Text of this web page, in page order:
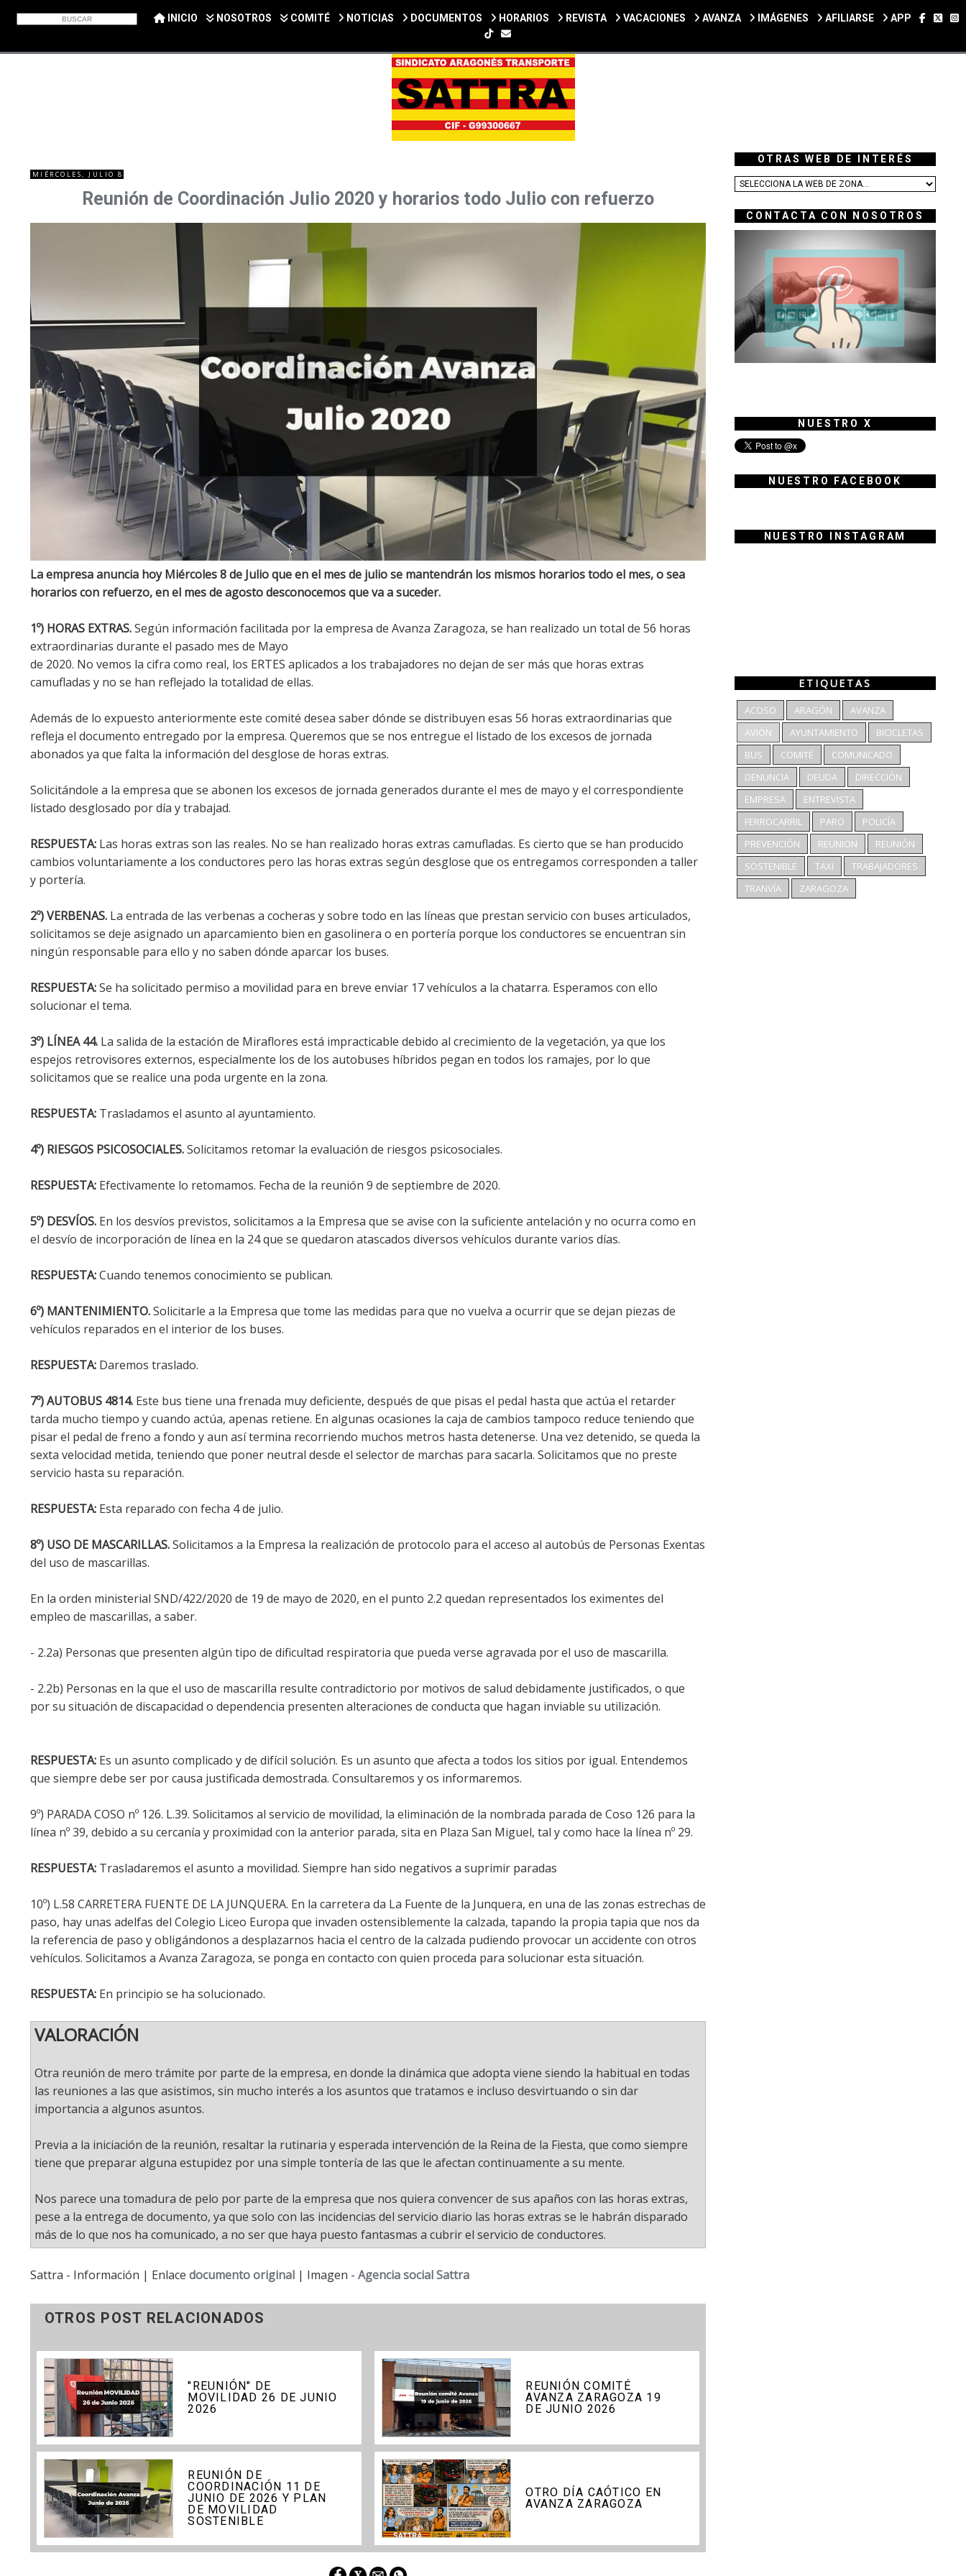
INICIO NOSOTROS COMITÉ NOTICIAS DOCUMENTOS HORARIOS REVISTA VACACIONES AVANZA IMÁGENES AFILIARSE APP
SIGUENOS EN TIKTOK
MIÉRCOLES, JULIO 8
Reunión de Coordinación Julio 2020 y horarios todo Julio con refuerzo
La empresa anuncia hoy Miércoles 8 de Julio que en el mes de julio se mantendrán los mismos horarios todo el mes, o sea
horarios con refuerzo, en el mes de agosto desconocemos que va a suceder.
1º) HORAS EXTRAS.Según información facilitada por la empresa de Avanza Zaragoza, se han realizado un total de 56 horas
extraordinarias durante el pasado mes de Mayo
de 2020. No vemos la cifra como real, los ERTES aplicados a los trabajadores no dejan de ser más que horas extras
camufladas y no se han reflejado la totalidad de ellas.
Además de lo expuesto anteriormente este comité desea saber dónde se distribuyen esas 56 horas extraordinarias que
refleja el documento entregado por la empresa. Queremos que se nos entregue el listado de los excesos de jornada
abonados ya que falta la información del desglose de horas extras.
Solicitándole a la empresa que se abonen los excesos de jornada generados durante el mes de mayo y el correspondiente
listado desglosado por día y trabajad.
RESPUESTA: Las horas extras son las reales. No se han realizado horas extras camufladas. Es cierto que se han producido
cambios voluntariamente a los conductores pero las horas extras según desglose que os entregamos corresponden a taller
y portería.
2º) VERBENAS. La entrada de las verbenas a cocheras y sobre todo en las líneas que prestan servicio con buses articulados,
solicitamos se deje asignado un aparcamiento bien en gasolinera o en portería porque los conductores se encuentran sin
ningún responsable para ello y no saben dónde aparcar los buses.
RESPUESTA:Se ha solicitado permiso a movilidad para en breve enviar 17 vehículos a la chatarra. Esperamos con ello
solucionar el tema.
3º) LÍNEA 44. La salida de la estación de Miraflores está impracticable debido al crecimiento de la vegetación, ya que los
espejos retrovisores externos, especialmente los de los autobuses híbridos pegan en todos los ramajes, por lo que
solicitamos que se realice una poda urgente en la zona.
RESPUESTA: Trasladamos el asunto al ayuntamiento.
4º) RIESGOS PSICOSOCIALES.Solicitamos retomar la evaluación de riesgos psicosociales.
RESPUESTA: Efectivamente lo retomamos. Fecha de la reunión 9 de septiembre de 2020.
5º) DESVÍOS. En los desvíos previstos, solicitamos a la Empresa que se avise con la suficiente antelación y no ocurra como en
el desvío de incorporación de línea en la 24 que se quedaron atascados diversos vehículos durante varios días.
RESPUESTA:Cuando tenemos conocimiento se publican.
6º) MANTENIMIENTO.Solicitarle a la Empresa que tome las medidas para que no vuelva a ocurrir que se dejan piezas de
vehículos reparados en el interior de los buses.
RESPUESTA: Daremos traslado.
7º) AUTOBUS 4814. Este bus tiene una frenada muy deficiente, después de que pisas el pedal hasta que actúa el retarder
tarda mucho tiempo y cuando actúa, apenas retiene. En algunas ocasiones la caja de cambios tampoco reduce teniendo que
pisar el pedal de freno a fondo y aun así termina recorriendo muchos metros hasta detenerse. Una vez detenido, se queda la
sexta velocidad metida, teniendo que poner neutral desde el selector de marchas para sacarla. Solicitamos que no preste
servicio hasta su reparación.
RESPUESTA: Esta reparado con fecha 4 de julio.
8º) USO DE MASCARILLAS.Solicitamos a la Empresa la realización de protocolo para el acceso al autobús de Personas Exentas
del uso de mascarillas.
En la orden ministerial SND/422/2020 de 19 de mayo de 2020, en el punto 2.2 quedan representados los eximentes del
empleo de mascarillas, a saber.
- 2.2a) Personas que presenten algún tipo de dificultad respiratoria que pueda verse agravada por el uso de mascarilla.
- 2.2b) Personas en la que el uso de mascarilla resulte contradictorio por motivos de salud debidamente justificados, o que
por su situación de discapacidad o dependencia presenten alteraciones de conducta que hagan inviable su utilización.
RESPUESTA: Es un asunto complicado y de difícil solución. Es un asunto que afecta a todos los sitios por igual. Entendemos
que siempre debe ser por causa justificada demostrada. Consultaremos y os informaremos.
9º) PARADA COSO nº 126. L.39. Solicitamos al servicio de movilidad, la eliminación de la nombrada parada de Coso 126 para la
línea nº 39, debido a su cercanía y proximidad con la anterior parada, sita en Plaza San Miguel, tal y como hace la línea nº 29.
RESPUESTA: Trasladaremos el asunto a movilidad. Siempre han sido negativos a suprimir paradas
10º) L.58 CARRETERA FUENTE DE LA JUNQUERA. En la carretera da La Fuente de la Junquera, en una de las zonas estrechas de
paso, hay unas adelfas del Colegio Liceo Europa que invaden ostensiblemente la calzada, tapando la propia tapia que nos da
la referencia de paso y obligándonos a desplazarnos hacia el centro de la calzada pudiendo provocar un accidente con otros
vehículos. Solicitamos a Avanza Zaragoza, se ponga en contacto con quien proceda para solucionar esta situación.
RESPUESTA: En principio se ha solucionado.
VALORACIÓN
Otra reunión de mero trámite por parte de la empresa, en donde la dinámica que adopta viene siendo la habitual en todas
las reuniones a las que asistimos, sin mucho interés a los asuntos que tratamos e incluso desvirtuando o sin dar
importancia a algunos asuntos.
Previa a la iniciación de la reunión, resaltar la rutinaria y esperada intervención de la Reina de la Fiesta, que como siempre
tiene que preparar alguna estupidez por una simple tontería de las que le afectan continuamente a su mente.
Nos parece una tomadura de pelo por parte de la empresa que nos quiera convencer de sus apaños con las horas extras,
pese a la entrega de documento, ya que solo con las incidencias del servicio diario las horas extras se le habrán disparado
más de lo que nos ha comunicado, a no ser que haya puesto fantasmas a cubrir el servicio de conductores.
Sattra - Información | Enlace documento original | Imagen - Agencia social Sattra
OTROS POST RELACIONADOS
"REUNIÓN" DE
MOVILIDAD 26 DE JUNIO
2026
REUNIÓN COMITÉ
AVANZA ZARAGOZA 19
DE JUNIO 2026
REUNIÓN DE
COORDINACIÓN 11 DE
JUNIO DE 2026 Y PLAN
DE MOVILIDAD
SOSTENIBLE
OTRO DÍA CAÓTICO EN
AVANZA ZARAGOZA
OTRAS WEB DE INTERÉS
CONTACTA CON NOSOTROS
NUESTRO X
NUESTRO FACEBOOK
NUESTRO INSTAGRAM
ETIQUETAS
ACOSO ARAGÓN
AVANZA
AVIÓN
AYUNTAMIENTO
BICICLETAS
BUS
COMITÉ
COMUNICADO
DENUNCIA
DEUDA
DIRECCIÓN
EMPRESA
ENTREVISTA
FERROCARRIL
PARO
POLICÍA
PREVENCIÓN
REUNION
REUNIÓN
SOSTENIBLE
TAXI
TRABAJADORES
TRANVÍA
ZARAGOZA